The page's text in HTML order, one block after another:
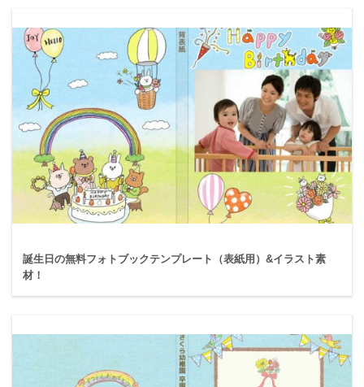
誕生日の無料フォトブックテンプレート（表紙用）&イラスト素
材！